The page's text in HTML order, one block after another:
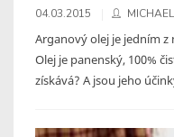
04.03.2015
Arganový olej je jedním z
Olej je panenský, 100%
získává? A jsou jeho